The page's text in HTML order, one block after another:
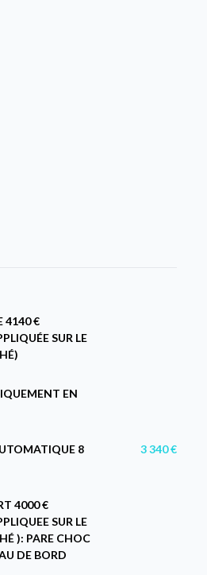
4140 €
SUR LE
EN
8
3 340 €
4000 €
SUR LE
): PARE CHOC
DE BORD